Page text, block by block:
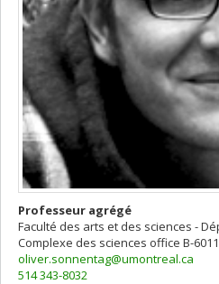
Professeur agrégé
Faculté des arts et des sciences -
Complexe des sciences office B-6011
oliver.sonnentag@umontreal.ca
514 343-8032